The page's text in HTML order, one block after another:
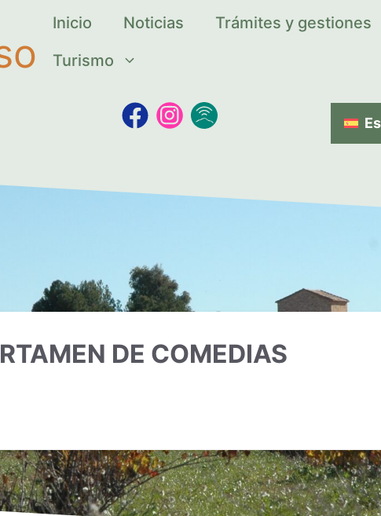
Inicio Noticias Trámites y gestiones
Turismo
DE COMEDIAS